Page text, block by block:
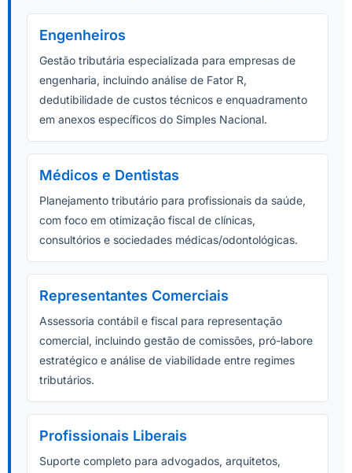
Engenheiros
Gestão tributária especializada para empresas de
engenharia, incluindo análise de Fator R,
dedutibilidade de custos técnicos e enquadramento
em anexos específicos do Simples Nacional.
Médicos e Dentistas
Planejamento tributário para profissionais da saúde,
com foco em otimização fiscal de clínicas,
consultórios e sociedades médicas/odontológicas.
Representantes Comerciais
Assessoria contábil e fiscal para representação
comercial, incluindo gestão de comissões, pró-labore
estratégico e análise de viabilidade entre regimes
tributários.
Profissionais Liberais
Suporte completo para advogados, arquitetos,